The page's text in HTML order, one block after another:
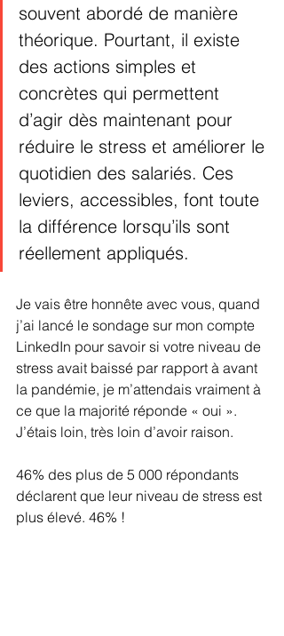
souvent abordé de manière
théorique. Pourtant, il existe
des actions simples et
concrètes qui permettent
d’agir dès maintenant pour
réduire le stress et améliorer le
quotidien des salariés. Ces
leviers, accessibles, font toute
la différence lorsqu’ils sont
réellement appliqués.
Je vais être honnête avec vous, quand
j’ai lancé le sondage sur mon compte
LinkedIn pour savoir si votre niveau de
stress avait baissé par rapport à avant
la pandémie, je m’attendais vraiment à
ce que la majorité réponde « oui ».
J’étais loin, très loin d’avoir raison.
46% des plus de 5 000 répondants
déclarent que leur niveau de stress est
plus élevé. 46% !